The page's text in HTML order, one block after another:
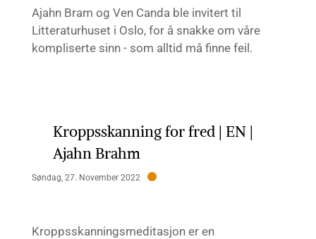
Ajahn Bram og Ven Canda ble invitert til
Litteraturhuset i Oslo, for å snakke om våre
kompliserte sinn - som alltid må finne feil.
Kroppsskanning for fred | EN |
Ajahn Brahm
Søndag, 27. November 2022
Kroppsskanningsmeditasjon er en